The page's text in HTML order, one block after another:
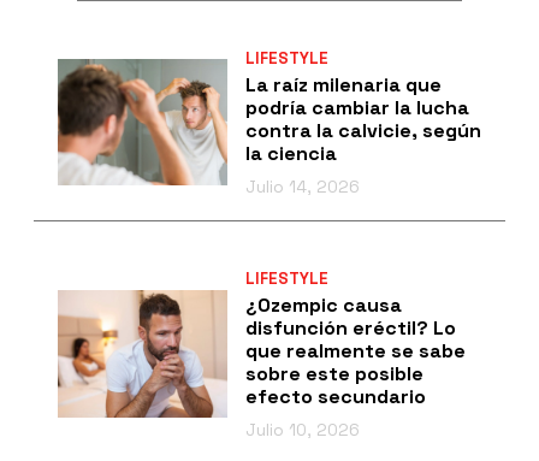
LIFESTYLE
La raíz milenaria que
podría cambiar la lucha
contra la calvicie, según
la ciencia
Julio 14, 2026
LIFESTYLE
¿Ozempic causa
disfunción eréctil? Lo
que realmente se sabe
sobre este posible
efecto secundario
Julio 10, 2026